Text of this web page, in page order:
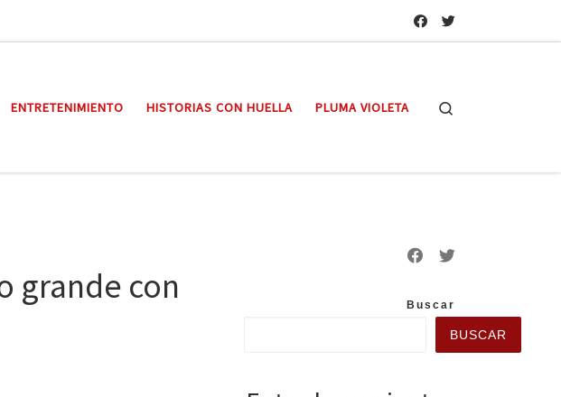
ENTRETENIMIENTO HISTORIAS CON HUELLA PLUMA VIOLETA
grande con
Buscar
BUSCAR